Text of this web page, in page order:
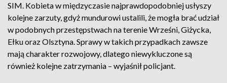
SIM. Kobieta w międzyczasie najprawdopodobniej usłyszy
kolejne zarzuty, gdyż mundurowi ustalili, że mogła brać udział
w podobnych przestępstwach na terenie Wrześni, Giżycka,
Ełku oraz Olsztyna. Sprawy w takich przypadkach zawsze
mają charakter rozwojowy, dlatego niewykluczone są
również kolejne zatrzymania – wyjaśnił policjant.